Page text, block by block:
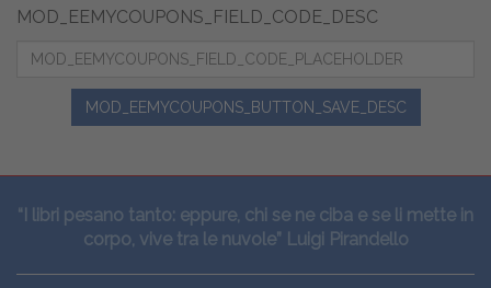
MOD_EEMYCOUPONS_FIELD_CODE_DESC
MOD_EEMYCOUPONS_BUTTON_SAVE_DESC
“I libri pesano tanto: eppure, chi se ne ciba e se li mette in
corpo, vive tra le nuvole” Luigi Pirandello